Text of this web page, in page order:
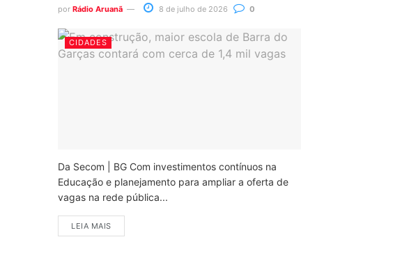
por Rádio Aruanã 8 de julho de 2026 0
CIDADES
Da Secom | BG Com investimentos contínuos na
Educação e planejamento para ampliar a oferta de
vagas na rede pública...
LEIA MAIS